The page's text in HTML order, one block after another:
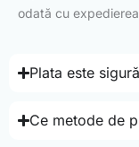
odată cu
Plata este
Ce metode de